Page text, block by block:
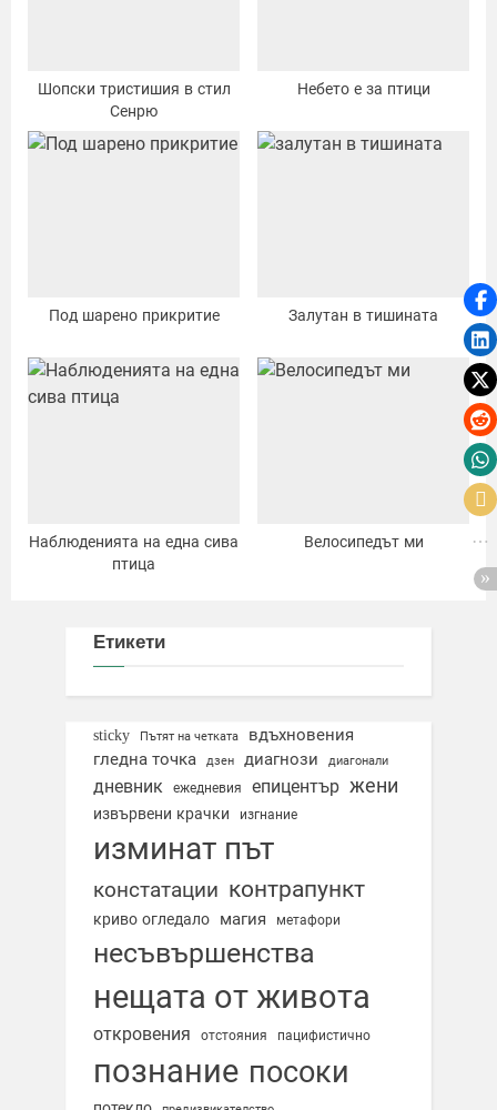
Шопски тристишия в стил
Сенрю
Небето е за птици
Под шарено прикритие Залутан в тишината
Наблюденията на една сива
птица
Велосипедът ми
Етикети
sticky Пътят на четката
вдъхновения
гледна точка
дзен диагнози диагонали
дневник ежедневия епицентър жени
извървени крачки изгнание
изминат път
констатации контрапункт
криво огледало магия метафори
несъвършенства
нещата от живота
откровения отстояния пацифистично
познание посоки